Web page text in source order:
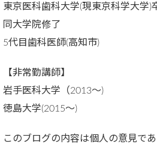
東京医科歯科大学(現東京科学大学)
同大学院修了
5代目歯科医師(高知市)
【非常勤講師】
岩手医科大学（2013～)
徳島大学(2015～)
このブログの内容は個人の意見で